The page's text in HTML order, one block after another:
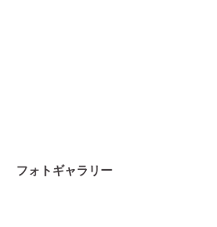
フォトギャラリー